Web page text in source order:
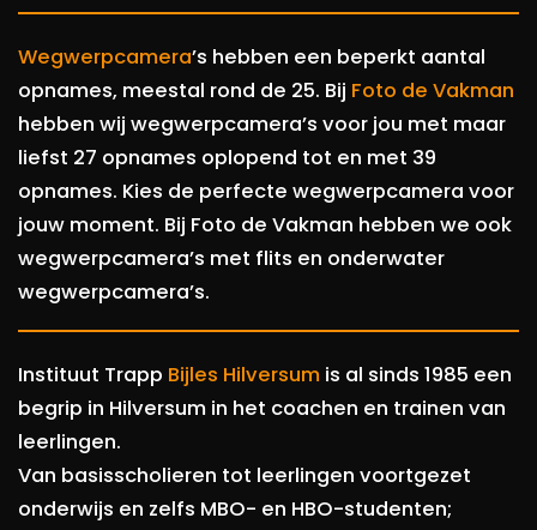
Wegwerpcamera’s hebben een beperkt aantal
opnames, meestal rond de 25. Bij Foto de Vakman
hebben wij wegwerpcamera’s voor jou met maar
liefst 27 opnames oplopend tot en met 39
opnames. Kies de perfecte wegwerpcamera voor
jouw moment. Bij Foto de Vakman hebben we ook
wegwerpcamera’s met flits en onderwater
wegwerpcamera’s.
Instituut Trapp Bijles Hilversum is al sinds 1985 een
begrip in Hilversum in het coachen en trainen van
leerlingen.
Van basisscholieren tot leerlingen voortgezet
onderwijs en zelfs MBO- en HBO-studenten;